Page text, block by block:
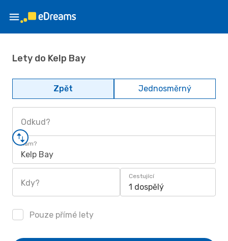
Lety do Kelp Bay
Zpět Jednosměrný
Odkud?
Kam?
Kelp Bay
Kdy?
Cestující
1 dospělý
Pouze přímé lety